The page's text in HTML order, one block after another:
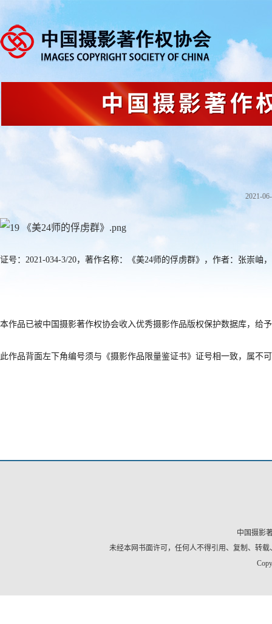
2021-
证号：2021-034-3/20，著作名称：《美24师的俘虏群》，作者： 张崇岫
本作品已被中国摄影著作权协会收入优秀摄影作品版权保护数据库，给
此作品背面左下角编号须与《摄影作品限量鉴证书》证号相一致，属不
中国摄影
未经本网书面许可，任何人不得引用、复制、转